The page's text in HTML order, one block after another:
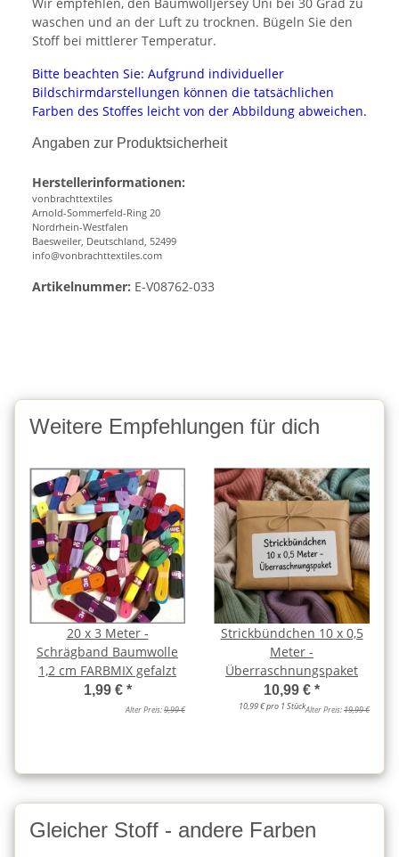
waschen und an der Luft zu trocknen. Bügeln Sie den
Stoff bei mittlerer Temperatur.
Bitte beachten Sie: Aufgrund individueller
Bildschirmdarstellungen können die tatsächlichen
Farben des Stoffes leicht von der Abbildung abweichen.
Angaben zur Produktsicherheit
Herstellerinformationen:
vonbrachttextiles
Arnold-Sommerfeld-Ring 20
Nordrhein-Westfalen
Baesweiler, Deutschland, 52499
info@vonbrachttextiles.com
Artikelnummer: E-V08762-033
Weitere Empfehlungen für dich
20 x 3 Meter -
Schrägband Baumwolle
1,2 cm FARBMIX gefalzt
1,99 € *
Alter Preis:9,99 €
Strickbündchen 10 x 0,5
Meter -
Überraschnungspaket
10,99 € *
10,99 € pro 1 StückAlter Preis:19,99 €
Gleicher Stoff - andere Farben